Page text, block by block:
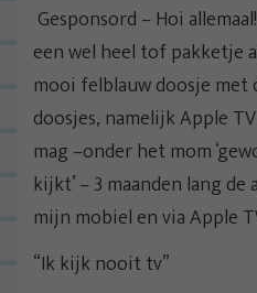
Gesponsord – Hoi
een wel heel tof pakketje
mooi felblauw doosje met
doosjes, namelijk Apple TV
mag –onder het mom
kijkt’ – 3 maanden lang
mijn mobiel en via Apple
“Ik kijk nooit tv”